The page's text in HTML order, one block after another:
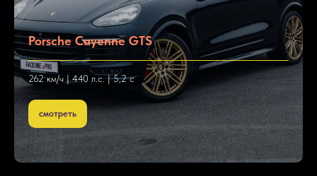
Porsche Cayenne GTS
262 км/ч | 440 л.с. | 5,2 с
смотреть